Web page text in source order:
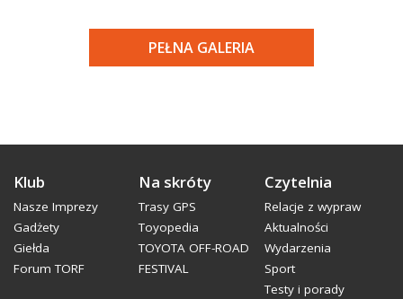
PEŁNA GALERIA
Klub
Nasze Imprezy
Gadżety
Giełda
Forum TORF
Na skróty
Trasy GPS
Toyopedia
TOYOTA OFF-ROAD
FESTIVAL
Czytelnia
Relacje z wypraw
Aktualności
Wydarzenia
Sport
Testy i porady